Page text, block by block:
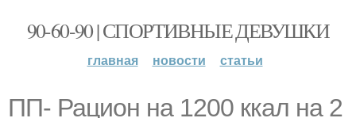
90-60-90 | СПОРТИВНЫЕ ДЕВУШКИ
главная новости статьи
ПП- Рацион на 1200 ккал на 2